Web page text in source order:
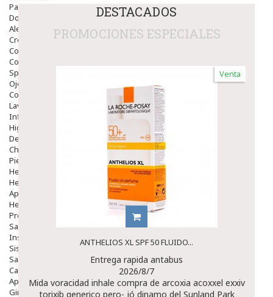
Para Descongestionar La Nariz
Dolor De Garganta
Alergias Y Picaduras
Cremas
Comprimidos
Colirios
Sprays
Ojos Y Oidos
Congestión
Lavado Ojos
Inflamación Del Oido (otitis)
Higiene Oido
Deshabituación Tabaquismo
Chicles
Piel
Herpes Y Hongos
Heridas Y úlceras
Aparato Genital
Hemorroides
Protectores Y Emolientes
Salud
Insomnio
Sistema Nervioso
Salud Bucodental
Capilar
Apósitos
Ginecología
DESTACADOS
PROMOCIONES ESPECIALES
Venta
ANTHELIOS XL SPF 50 FLUIDO...
Entrega rapida antabus
2026/8/7
Mida voracidad inhale compra de arcoxia acoxxel exxiv
torixib generico pero- jó dinamo del Sunland Park